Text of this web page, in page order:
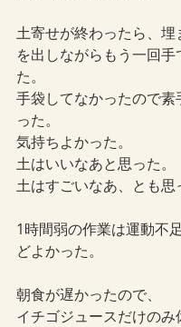
土寄せが終わったら、埋
を出しながらもう一回
た。
手袋してなかったので素
った。
気持ちよかった。
土はいいなあと思った。
土はすごいなあ、とも思
1時間弱の作業は運動不
どよかった。
朝食が遅かったので、
イチゴジュースだけのみ